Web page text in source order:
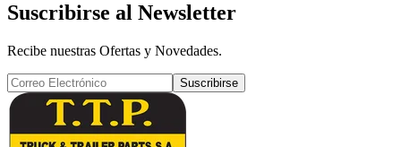
Suscribirse al Newsletter
Recibe nuestras Ofertas y Novedades.
Suscribirse